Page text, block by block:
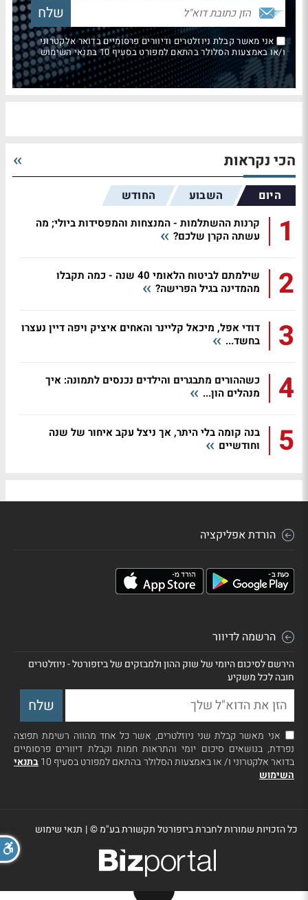
אני מאשר קבלת ניוזלטרים ודיוורים פרסומיים בדואר אלקטרוני
ו/או באמצעות הסלולר בהתאם למפורט בסעיף 10 בתנאי השימוש
הכי נקראות
היום השבוע החודש
1
קרנות ההשתלמות - המנצחות והמפסידות ביולי; מה
עשתה הקרן שלכם?
2
שילמתם לביטוח הלאומי 40 שנה - כמה תקבלו
מהמדינה בגיל הפרישה?
3
דודי אפל, מיכאל קליינר והאחים איציק ויפה דיין נעצרו
בחשד...
4
כשההורים מתבגרים והילדים נכנסים לתמונה: איך
מנהלים הון...
5
בנה קומה בלי היתר, אך ניצל עקב איחור של שנה
וחודשיים
הורדת אפליקציה
הרשמה לדיוור
הירשם לסיכום היומי של שוק ההון ולמבזקים של ביזפורטל - ניוזלטרים
חובה לכל משקיע
אני מאשר קבלת שני ניוזלטרים, אשר כל אחד מהווה רשימת תפוצה
נפרדת, בנושאים סיכום יומי והתראות חמות וקבלת דיוורים פרסומיים
בדואר אלקטרוני ו/ או באמצעות הסלולר בהתאם למפורט בסעיף 10
בתנאי
השימוש
כל הזכויות שמורות לחברת ביזפורטל תקשורת בע"מ ©| תנאי שימוש